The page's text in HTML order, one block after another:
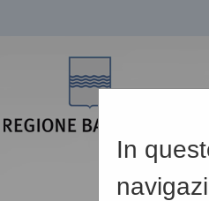
In